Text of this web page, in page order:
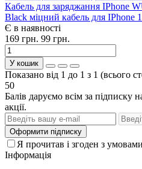
Кабель для заряджання IPhone
Black міцний кабель для IPhone
Є в наявності
169 грн. 99 грн.
У кошик
Показано від 1 до 1 з 1 (всього
50
Балів даруємо всім за
акції.
Оформити підписку
Я прочитав і згоден з умовами
Інформація